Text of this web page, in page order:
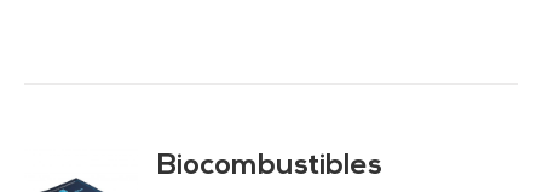
Biocombustibles